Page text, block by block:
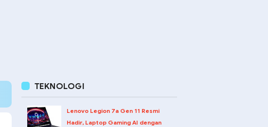
TEKNOLOGI
Lenovo Legion 7a Gen 11 Resmi
Hadir, Laptop Gaming AI dengan